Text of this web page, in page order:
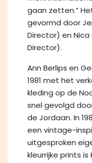
gaan zetten.”
gevormd door
Director) en
Director).
Ann Berlips en
1981 met het
kleding op de
snel gevolgd
de Jordaan. In
een vintage-
uitgesproken
kleurrijke prints